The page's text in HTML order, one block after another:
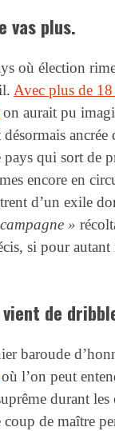
vas plus.
où élection
Avec plus de
on aurait pu
ancrée
pays qui sort de
encore en
d’un exile
»
si pour
vient de
baroude
où l’on peut
durant
de maître